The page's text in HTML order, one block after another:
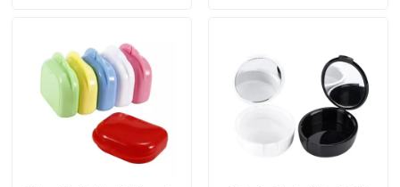
우리에 대하여
공장 여행